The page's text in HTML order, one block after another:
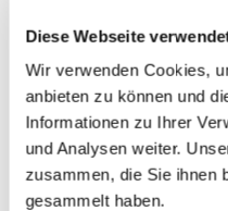
Diese Webseite
Wir verwenden Cookies,
anbieten zu können und
Informationen zu Ihrer
und Analysen weiter.
zusammen, die Sie ihnen
gesammelt haben.
Radlagern &
0Produkte
Räder und
0Produkte
0Produkte
Radmuttern
0Produkte